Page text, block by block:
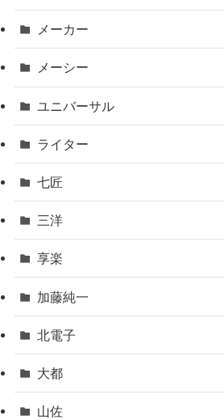
メーカー
メーシー
ユニバーサル
ライター
七匠
三洋
享楽
加藤純一
北電子
大都
山佐